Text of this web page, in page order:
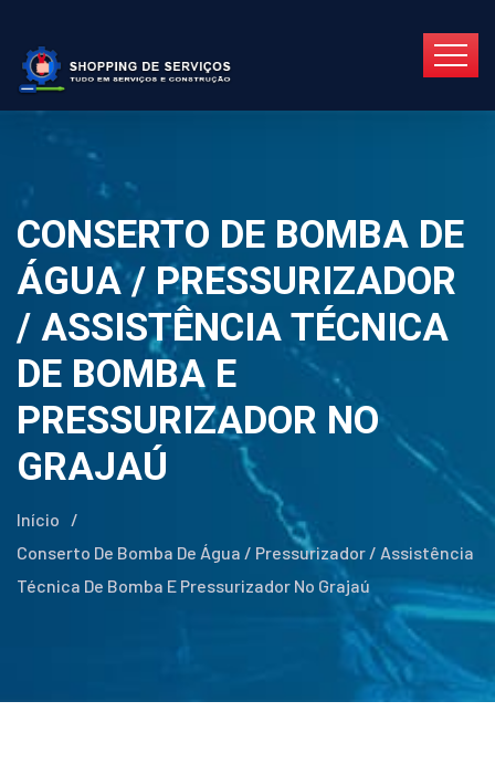
CONSERTO DE BOMBA DE
ÁGUA / PRESSURIZADOR
/ ASSISTÊNCIA TÉCNICA
DE BOMBA E
PRESSURIZADOR NO
GRAJAÚ
Início
/
Conserto De Bomba De Água / Pressurizador / Assistência
Técnica De Bomba E Pressurizador No Grajaú